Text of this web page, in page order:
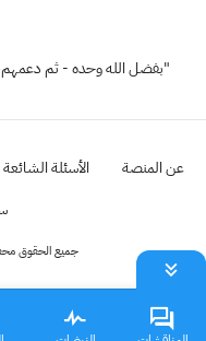
"بفضل الله وحده - ثم دعمهم،
عن المنصة الأسئلة الشائعة
جميع الحقوق